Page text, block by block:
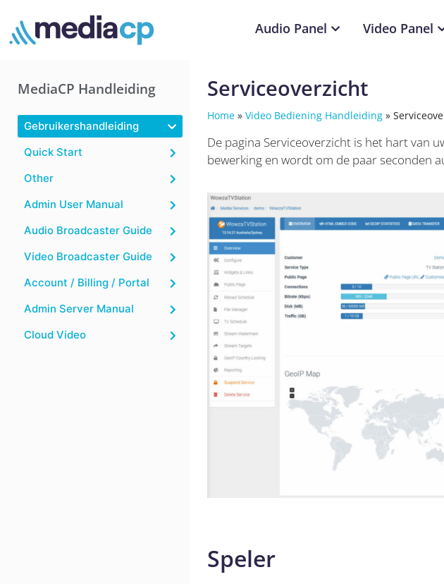
Audio Panel Video Panel
MediaCP Handleiding
Gebruikershandleiding
Quick Start
Other
Admin User Manual
Audio Broadcaster Guide
Video Broadcaster Guide
Account / Billing / Portal
Admin Server Manual
Cloud Video
Serviceoverzicht
Home» Video Bediening Handleiding»
De pagina Serviceoverzicht is het hart van
bewerking en wordt om de paar seconden
Speler